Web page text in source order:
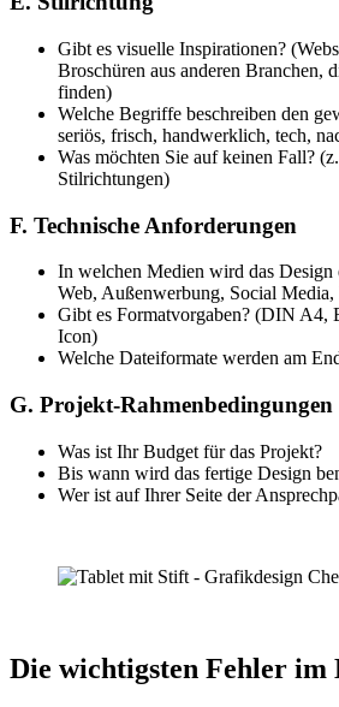
Gibt es visuelle Inspirationen?
Broschüren aus anderen Branchen,
finden)
Welche Begriffe beschreiben den
seriös, frisch, handwerklich, tech,
Was möchten Sie auf keinen Fall?
Stilrichtungen)
F. Technische Anforderungen
In welchen Medien wird das Design
Web, Außenwerbung, Social Media,
Gibt es Formatvorgaben? (DIN A4,
Icon)
Welche Dateiformate werden am
G. Projekt-Rahmenbedingungen
Was ist Ihr Budget für das Projekt?
Bis wann wird das fertige Design
Wer ist auf Ihrer Seite der
Die wichtigsten Fehler im